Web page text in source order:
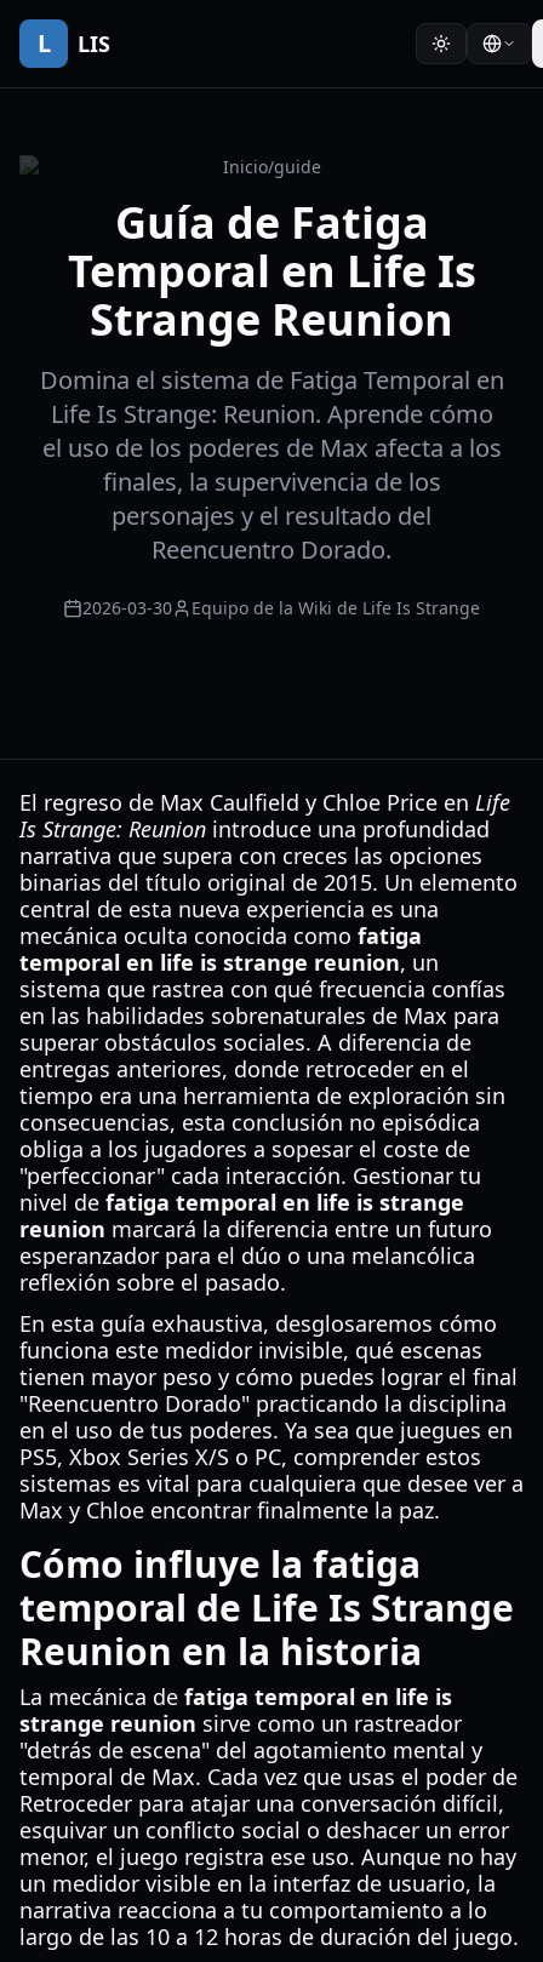
L LIS
Inicio/guide
Guía de Fatiga
Temporal en Life Is
Strange Reunion
Domina el sistema de Fatiga Temporal en
Life Is Strange: Reunion. Aprende cómo
el uso de los poderes de Max afecta a los
finales, la supervivencia de los
personajes y el resultado del
Reencuentro Dorado.
2026-03-30 Equipo de la Wiki de Life Is Strange
El regreso de Max Caulfield y Chloe Price en Life
Is Strange: Reunion introduce una profundidad
narrativa que supera con creces las opciones
binarias del título original de 2015. Un elemento
central de esta nueva experiencia es una
mecánica oculta conocida como fatiga
temporal en life is strange reunion, un
sistema que rastrea con qué frecuencia confías
en las habilidades sobrenaturales de Max para
superar obstáculos sociales. A diferencia de
entregas anteriores, donde retroceder en el
tiempo era una herramienta de exploración sin
consecuencias, esta conclusión no episódica
obliga a los jugadores a sopesar el coste de
"perfeccionar" cada interacción. Gestionar tu
nivel de fatiga temporal en life is strange
reunion marcará la diferencia entre un futuro
esperanzador para el dúo o una melancólica
reflexión sobre el pasado.
En esta guía exhaustiva, desglosaremos cómo
funciona este medidor invisible, qué escenas
tienen mayor peso y cómo puedes lograr el final
"Reencuentro Dorado" practicando la disciplina
en el uso de tus poderes. Ya sea que juegues en
PS5, Xbox Series X/S o PC, comprender estos
sistemas es vital para cualquiera que desee ver a
Max y Chloe encontrar finalmente la paz.
Cómo influye la fatiga
temporal de Life Is Strange
Reunion en la historia
La mecánica de fatiga temporal en life is
strange reunion sirve como un rastreador
"detrás de escena" del agotamiento mental y
temporal de Max. Cada vez que usas el poder de
Retroceder para atajar una conversación difícil,
esquivar un conflicto social o deshacer un error
menor, el juego registra ese uso. Aunque no hay
un medidor visible en la interfaz de usuario, la
narrativa reacciona a tu comportamiento a lo
largo de las 10 a 12 horas de duración del juego.